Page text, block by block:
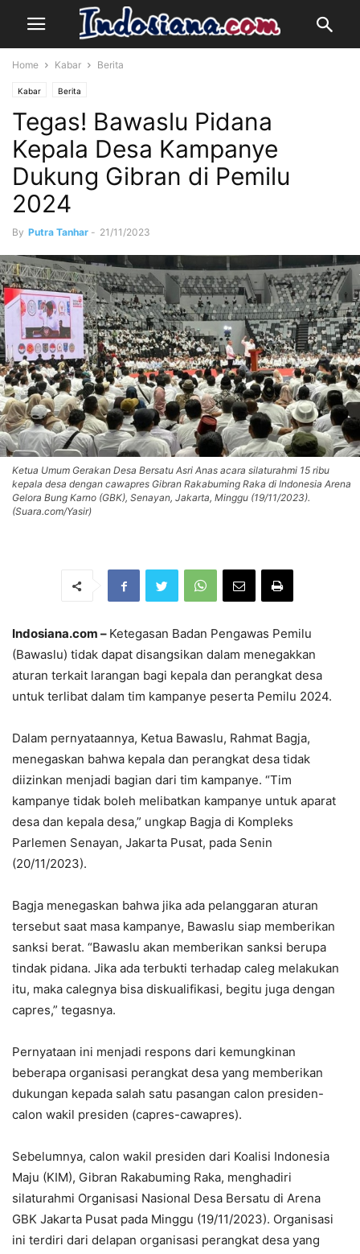
Home Kabar Berita
Kabar Berita
Tegas! Bawaslu Pidana
Kepala Desa Kampanye
Dukung Gibran di Pemilu
2024
By Putra Tanhar - 21/11/2023
Ketua Umum Gerakan Desa Bersatu Asri Anas acara silaturahmi 15 ribu
kepala desa dengan cawapres Gibran Rakabuming Raka di Indonesia Arena
Gelora Bung Karno (GBK), Senayan, Jakarta, Minggu (19/11/2023).
(Suara.com/Yasir)
Indosiana.com – Ketegasan Badan Pengawas Pemilu
(Bawaslu) tidak dapat disangsikan dalam menegakkan
aturan terkait larangan bagi kepala dan perangkat desa
untuk terlibat dalam tim kampanye peserta Pemilu 2024.
Dalam pernyataannya, Ketua Bawaslu, Rahmat Bagja,
menegaskan bahwa kepala dan perangkat desa tidak
diizinkan menjadi bagian dari tim kampanye. “Tim
kampanye tidak boleh melibatkan kampanye untuk aparat
desa dan kepala desa,” ungkap Bagja di Kompleks
Parlemen Senayan, Jakarta Pusat, pada Senin
(20/11/2023).
Bagja menegaskan bahwa jika ada pelanggaran aturan
tersebut saat masa kampanye, Bawaslu siap memberikan
sanksi berat. “Bawaslu akan memberikan sanksi berupa
tindak pidana. Jika ada terbukti terhadap caleg melakukan
itu, maka calegnya bisa diskualifikasi, begitu juga dengan
capres,” tegasnya.
Pernyataan ini menjadi respons dari kemungkinan
beberapa organisasi perangkat desa yang memberikan
dukungan kepada salah satu pasangan calon presiden-
calon wakil presiden (capres-cawapres).
Sebelumnya, calon wakil presiden dari Koalisi Indonesia
Maju (KIM), Gibran Rakabuming Raka, menghadiri
silaturahmi Organisasi Nasional Desa Bersatu di Arena
GBK Jakarta Pusat pada Minggu (19/11/2023). Organisasi
ini terdiri dari delapan organisasi perangkat desa yang